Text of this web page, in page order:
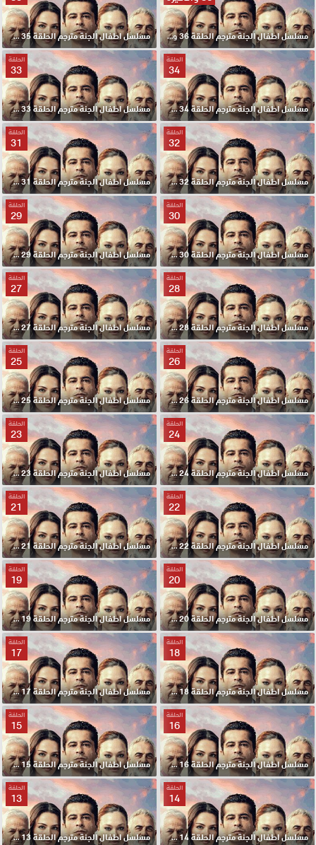
مسلسل اطفال الجنة مترجم الحلقة 36 والاخيرة HD مسلسل اطفال الجنة مترجم الحلقة 35 HD
الحلقة
34
مسلسل اطفال الجنة مترجم الحلقة 34 HD
الحلقة
33
مسلسل اطفال الجنة مترجم الحلقة 33 HD
الحلقة
32
مسلسل اطفال الجنة مترجم الحلقة 32 HD
الحلقة
31
مسلسل اطفال الجنة مترجم الحلقة 31 HD
الحلقة
30
مسلسل اطفال الجنة مترجم الحلقة 30 HD
الحلقة
29
مسلسل اطفال الجنة مترجم الحلقة 29 HD
الحلقة
28
مسلسل اطفال الجنة مترجم الحلقة 28 HD
الحلقة
27
مسلسل اطفال الجنة مترجم الحلقة 27 HD
الحلقة
26
مسلسل اطفال الجنة مترجم الحلقة 26 HD
الحلقة
25
مسلسل اطفال الجنة مترجم الحلقة 25 HD
الحلقة
24
مسلسل اطفال الجنة مترجم الحلقة 24 HD
الحلقة
23
مسلسل اطفال الجنة مترجم الحلقة 23 HD
الحلقة
22
مسلسل اطفال الجنة مترجم الحلقة 22 HD
الحلقة
21
مسلسل اطفال الجنة مترجم الحلقة 21 HD
الحلقة
20
مسلسل اطفال الجنة مترجم الحلقة 20 HD
الحلقة
19
مسلسل اطفال الجنة مترجم الحلقة 19 HD
الحلقة
18
مسلسل اطفال الجنة مترجم الحلقة 18 HD
الحلقة
17
مسلسل اطفال الجنة مترجم الحلقة 17 HD
الحلقة
16
مسلسل اطفال الجنة مترجم الحلقة 16 HD
الحلقة
15
مسلسل اطفال الجنة مترجم الحلقة 15 HD
الحلقة
14
مسلسل اطفال الجنة مترجم الحلقة 14 HD
الحلقة
13
مسلسل اطفال الجنة مترجم الحلقة 13 HD